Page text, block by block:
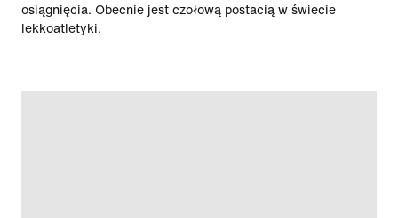
osiągnięcia. Obecnie jest czołową postacią w świecie
lekkoatletyki.